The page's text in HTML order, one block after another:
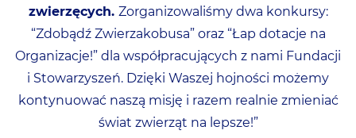
zwierzęcych. Zorganizowaliśmy dwa konkursy:
“Zdobądź Zwierzakobusa” oraz “Łap dotacje na
Organizacje!” dla współpracujących z nami Fundacji
i Stowarzyszeń. Dzięki Waszej hojności możemy
kontynuować naszą misję i razem realnie zmieniać
świat zwierząt na lepsze!”